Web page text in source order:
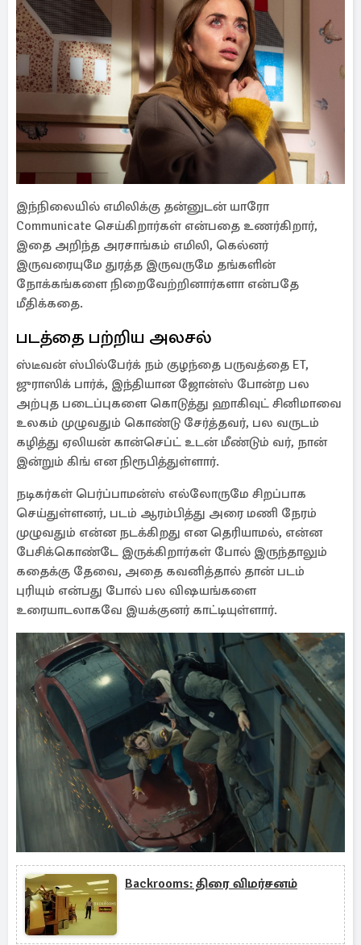
இந்நிலையில் எமிலிக்கு தன்னுடன் யாரோ
Communicate செய்கிறார்கள் என்பதை உணர்கிறார்,
இதை அறிந்த அரசாங்கம் எமிலி, கெல்னர்
இருவரையுமே துரத்த இருவருமே தங்களின்
நோக்கங்களை நிறைவேற்றினார்களா என்பதே
மீதிக்கதை.
படத்தை பற்றிய அலசல்
ஸ்டீவன் ஸ்பில்பேர்க் நம் குழந்தை பருவத்தை ET,
ஜுராஸிக் பார்க், இந்தியான ஜோன்ஸ் போன்ற பல
அற்புத படைப்புகளை கொடுத்து ஹாகிவுட் சினிமாவை
உலகம் முழுவதும் கொண்டு சேர்த்தவர், பல வருடம்
கழித்து ஏலியன் கான்செப்ட் உடன் மீண்டும் வர், நான்
இன்றும் கிங் என நிரூபித்துள்ளார்.
நடிகர்கள் பெர்ப்பாமன்ஸ் எல்லோருமே சிறப்பாக
செய்துள்ளனர், படம் ஆரம்பித்து அரை மணி நேரம்
முழுவதும் என்ன நடக்கிறது என தெரியாமல், என்ன
பேசிக்கொண்டே இருக்கிறார்கள் போல் இருந்தாலும்
கதைக்கு தேவை, அதை கவனித்தால் தான் படம்
புரியும் என்பது போல் பல விஷயங்களை
உரையாடலாகவே இயக்குனர் காட்டியுள்ளார்.
Backrooms: திரை விமர்சனம்